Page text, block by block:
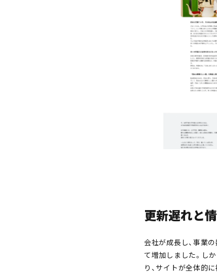
更新遅れと
会社が成長し、事業
て増加しました。し
り、サイトが全体的